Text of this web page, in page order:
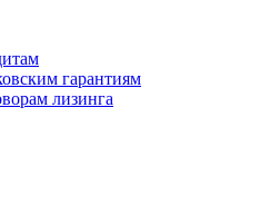
гарантиям
лизинга